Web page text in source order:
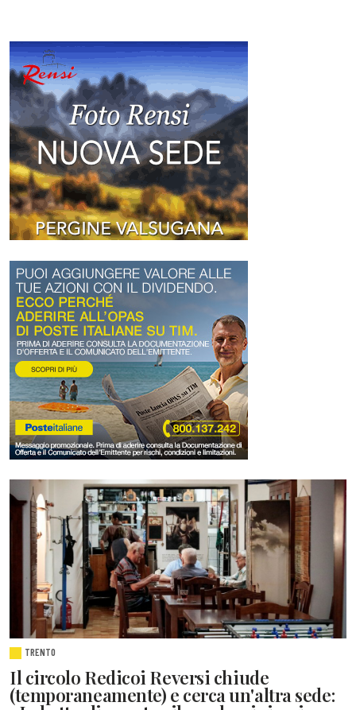
TRENTO
Il circolo Redicoi Reversi chiude
(temporaneamente) e cerca un'altra sede: